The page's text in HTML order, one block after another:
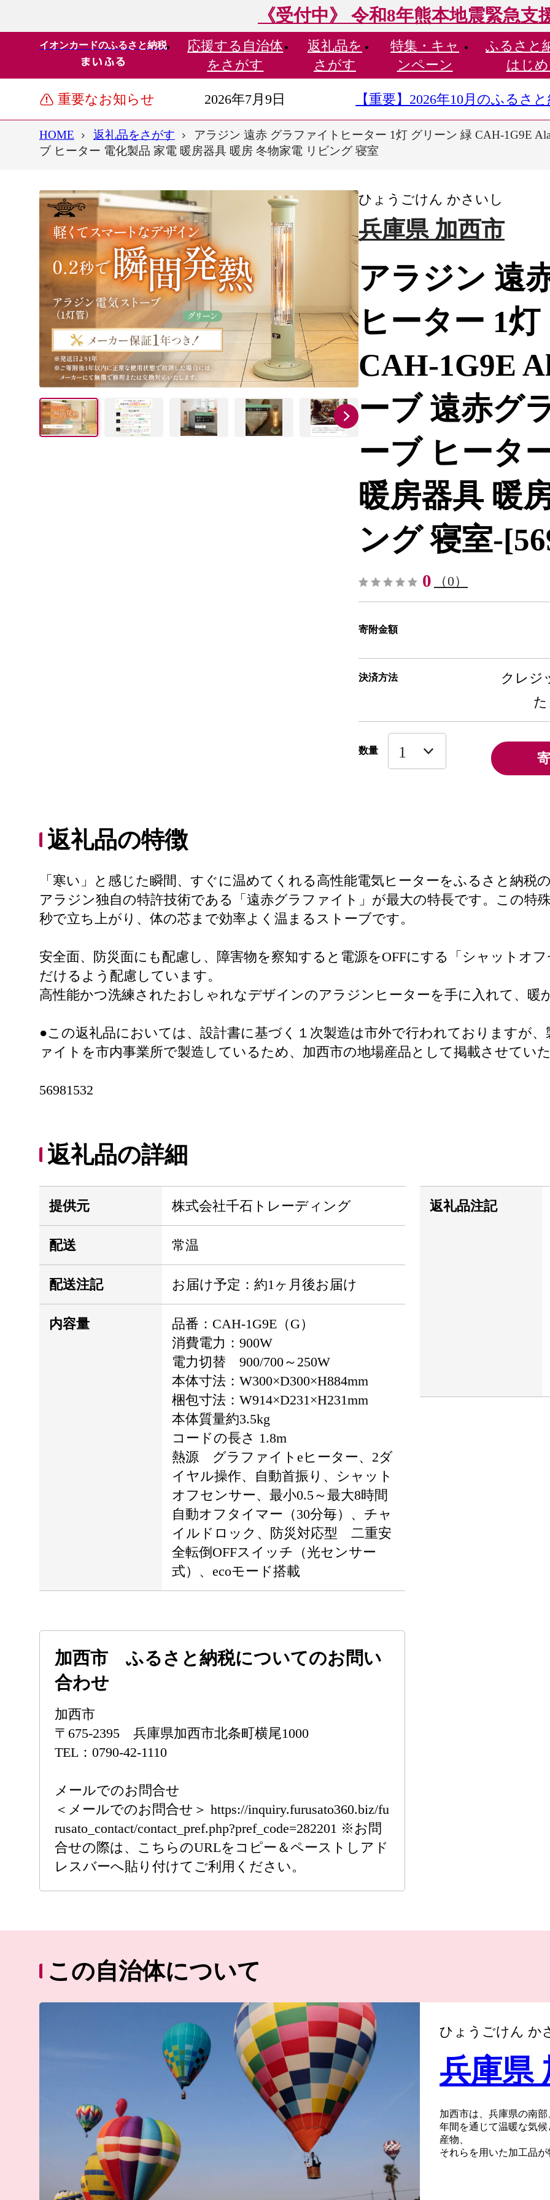
《受付中》 令和8年熊本地震緊急支
イオンカードのふるさと納税 応援する 自治体
をさがす
返礼品を
さがす
特集・ キャ
ンペーン
ふるさと
はじめ
重要なお知らせ 2026年7月9日 【重要】2026年10月のふるさ
HOME 返礼品をさがす
アラジン 遠赤 グラファイトヒーター 1灯 グリーン 緑 CAH-1G9E
ブ ヒーター 電化製品 家電 暖房器具 暖房 冬物家電 リビング 寝室
ひょうごけん かさいし
兵庫県 加西市
アラジン 遠
ヒーター 1
CAH-1G9E
ーブ 遠赤グ
ーブ ヒータ
暖房器具 暖
ング 寝室-
0 （0）
寄附金額
決済方法
クレジ
数量
返礼品の特徴
「寒い」と感じた瞬間、すぐに温めてくれる高性能電気ヒーターをふるさと納税
アラジン独自の特許技術である「遠赤グラファイト」が最大の特長です。この特
秒で立ち上がり、体の芯まで効率よく温まるストーブです。
安全面、防災面にも配慮し、障害物を察知すると電源をOFFにする「シャットオ
だけるよう配慮しています。
高性能かつ洗練されたおしゃれなデザインのアラジンヒーターを手に入れて、暖
●この返礼品においては、設計書に基づく１次製造は市外で行われておりますが
ァイトを市内事業所で製造しているため、加西市の地場産品として掲載させてい
56981532
返礼品の詳細
提供元 株式会社千石トレーディング
配送 常温
配送注記 お届け予定：約1ヶ月後お届け
内容量
品番：CAH-1G9E（G）
消費電力：900W
電力切替 900/700～250W
本体寸法：W300×D300×H884mm
梱包寸法：W914×D231×H231mm
本体質量約3.5kg
コードの長さ 1.8m
熱源 グラファイトeヒーター、2ダ
イヤル操作、自動首振り、シャット
オフセンサー、最小0.5～最大8時間
自動オフタイマー（30分毎）、チャ
イルドロック、防災対応型 二重安
全転倒OFFスイッチ（光センサー
式）、ecoモード搭載
返礼品注記
加西市 ふるさと納税についてのお問い
合わせ
加西市
〒675-2395 兵庫県加西市北条町横尾1000
TEL：0790-42-1110
メールでのお問合せ
＜メールでのお問合せ＞ https://inquiry.furusato360.biz/fu
rusato_contact/contact_pref.php?pref_code=282201 ※お問
合せの際は、こちらのURLをコピー＆ペーストしアド
レスバーへ貼り付けてご利用ください。
この自治体について
ひょうごけん か
兵庫県
加西市は、兵庫県の南
年間を通じて温暖な気
産物、
それらを用いた加工品が